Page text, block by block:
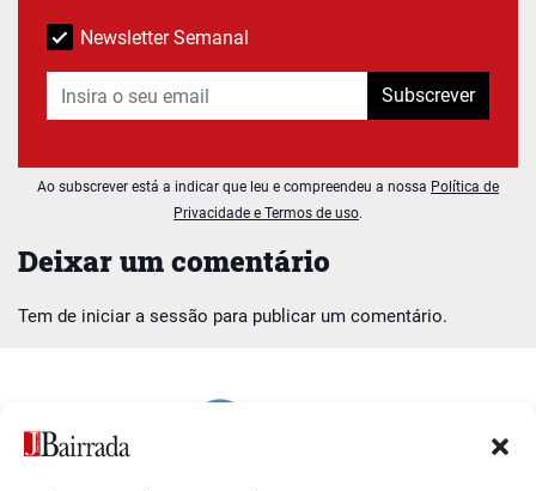
Deixar um comentário
Tem de iniciar a sessão para publicar um comentário.
Newsletter Semanal
Subscrever
Ao subscrever está a indicar que leu e compreendeu a nossa Política de
Privacidade e Termos de uso.